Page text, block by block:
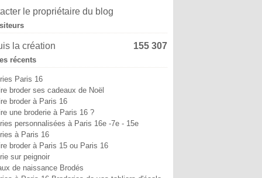
(6)
(3)
(2)
(5)
(4)
(6)
(7)
(5)
(2)
(9)
(11)
(6)
(6)
(8)
(5)
(8)
(12)
(12)
(14)
(18)
(7)
(1)
(15)
(17)
(12)
(19)
(13)
(18)
(10)
(38)
(52)
le propriétaire du blog
la création 155 307
récents
Paris 16
broder ses cadeaux de Noël
broder à Paris 16
une broderie à Paris 16 ?
personnalisées à Paris 16e -7e - 15e
à Paris 16
broder à Paris 15 ou Paris 16
sur peignoir
de naissance Brodés